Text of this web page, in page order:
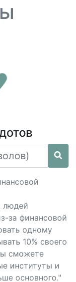
людей
за финансовой
одному
10% своего
сможете
институты и
основного."